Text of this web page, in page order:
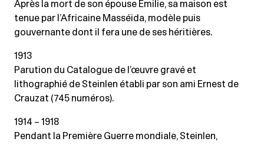
Après la mort de son épouse Émilie, sa maison est
tenue par l’Africaine Masséida, modèle puis
gouvernante dont il fera une de ses héritières.
1913
Parution du Catalogue de l’œuvre gravé et
lithographié de Steinlen établi par son ami Ernest de
Crauzat (745 numéros).
1914 – 1918
Pendant la Première Guerre mondiale, Steinlen,